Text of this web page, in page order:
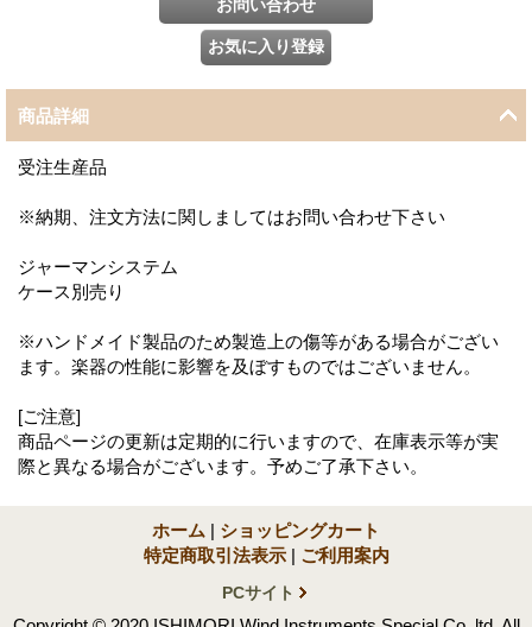
商品詳細
受注生産品
※納期、注文方法に関しましてはお問い合わせ下さい
ジャーマンシステム
ケース別売り
※ハンドメイド製品のため製造上の傷等がある場合がござい
ます。楽器の性能に影響を及ぼすものではございません。
[ご注意]
商品ページの更新は定期的に行いますので、在庫表示等が実
際と異なる場合がございます。予めご了承下さい。
ホーム | ショッピングカート
特定商取引法表示 | ご利用案内
PCサイト